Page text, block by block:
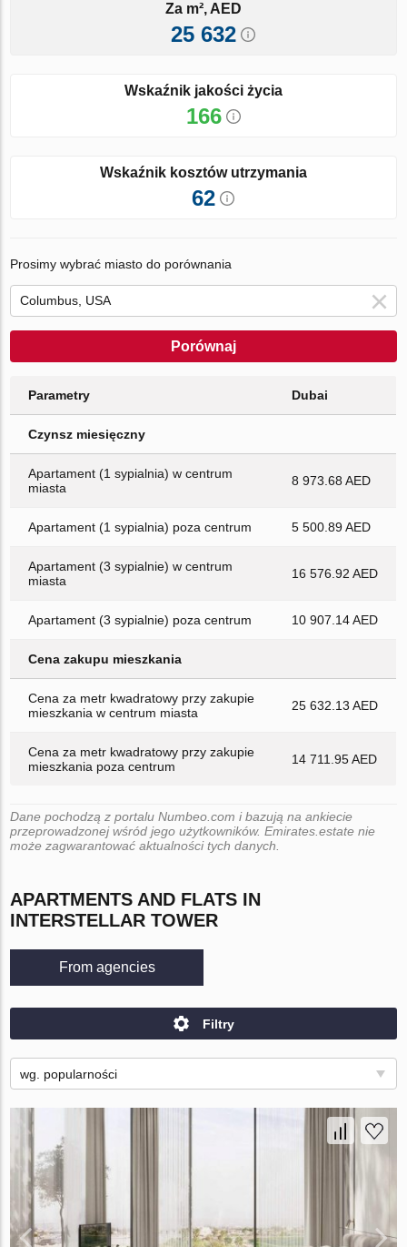
Za m², AED
25 632
Wskaźnik jakości życia
166
Wskaźnik kosztów utrzymania
62
Prosimy wybrać miasto do porównania
Porównaj
Parametry Dubai
Czynsz miesięczny
Apartament (1 sypialnia) w centrum
miasta
8 973.68 AED
Apartament (1 sypialnia) poza centrum 5 500.89 AED
Apartament (3 sypialnie) w centrum
miasta
16 576.92 AED
Apartament (3 sypialnie) poza centrum 10 907.14 AED
Cena zakupu mieszkania
Cena za metr kwadratowy przy zakupie
mieszkania w centrum miasta
25 632.13 AED
Cena za metr kwadratowy przy zakupie
mieszkania poza centrum
14 711.95 AED
Dane pochodzą z portalu Numbeo.com i bazują na ankiecie
przeprowadzonej wśród jego użytkowników. Emirates.estate nie
może zagwarantować aktualności tych danych.
APARTMENTS AND FLATS IN
INTERSTELLAR TOWER
From agencies
Filtry
wg. popularności